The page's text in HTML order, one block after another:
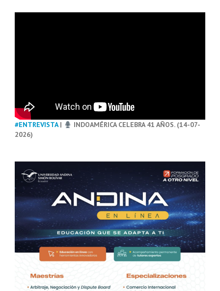
#ENTREVISTA|
INDOAMÉRICA CELEBRA 41 AÑOS. (14-07-
2026)